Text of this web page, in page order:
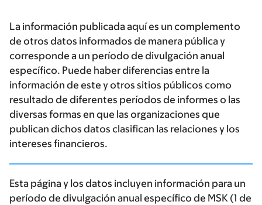
La información publicada aquí es un complemento
de otros datos informados de manera pública y
corresponde a un período de divulgación anual
específico. Puede haber diferencias entre la
información de este y otros sitios públicos como
resultado de diferentes períodos de informes o las
diversas formas en que las organizaciones que
publican dichos datos clasifican las relaciones y los
intereses financieros.
Esta página y los datos incluyen información para un
período de divulgación anual específico de MSK (1 de